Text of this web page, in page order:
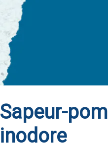
Sapeur-
inodore